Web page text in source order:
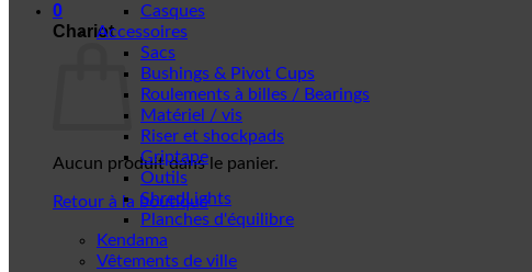
0
Chariot
Aucun produit dans le panier.
Retour à la boutique
Casques
Accessoires
Sacs
Bushings & Pivot Cups
Roulements à billes / Bearings
Matériel / vis
Riser et shockpads
Griptape
Outils
ShredLights
Planches d'équilibre
Kendama
Vêtements de ville